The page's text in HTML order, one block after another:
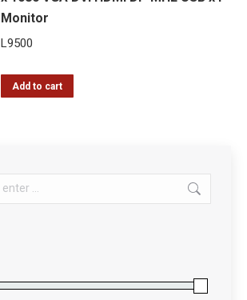
Monitor
L 9500
Add to cart